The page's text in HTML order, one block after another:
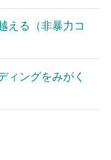
える（非暴力コ
ィングをみがく